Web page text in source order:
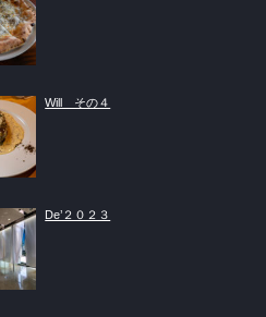
Will その４
De’２０２３